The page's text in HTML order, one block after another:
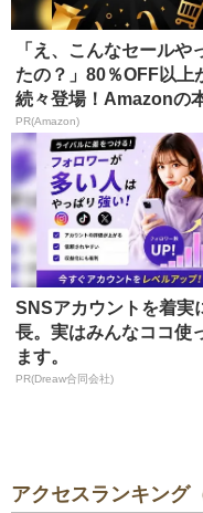
「え、こんなセールや
たの？」80％OFF以上
続々登場！Amazonの
が...
PR(Amazon)
SNSアカウントを着実
長。実はみんなココ使
ます。
PR(Dreaw合同会社)
アクセスランキング